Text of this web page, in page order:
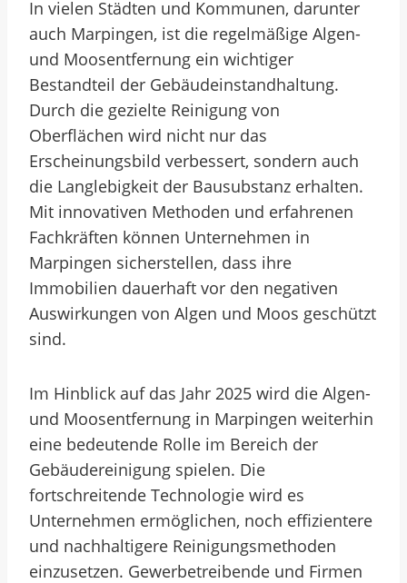
In vielen Städten und Kommunen, darunter
auch Marpingen, ist die regelmäßige Algen-
und Moosentfernung ein wichtiger
Bestandteil der Gebäudeinstandhaltung.
Durch die gezielte Reinigung von
Oberflächen wird nicht nur das
Erscheinungsbild verbessert, sondern auch
die Langlebigkeit der Bausubstanz erhalten.
Mit innovativen Methoden und erfahrenen
Fachkräften können Unternehmen in
Marpingen sicherstellen, dass ihre
Immobilien dauerhaft vor den negativen
Auswirkungen von Algen und Moos geschützt
sind.
Im Hinblick auf das Jahr 2025 wird die Algen-
und Moosentfernung in Marpingen weiterhin
eine bedeutende Rolle im Bereich der
Gebäudereinigung spielen. Die
fortschreitende Technologie wird es
Unternehmen ermöglichen, noch effizientere
und nachhaltigere Reinigungsmethoden
einzusetzen. Gewerbetreibende und Firmen